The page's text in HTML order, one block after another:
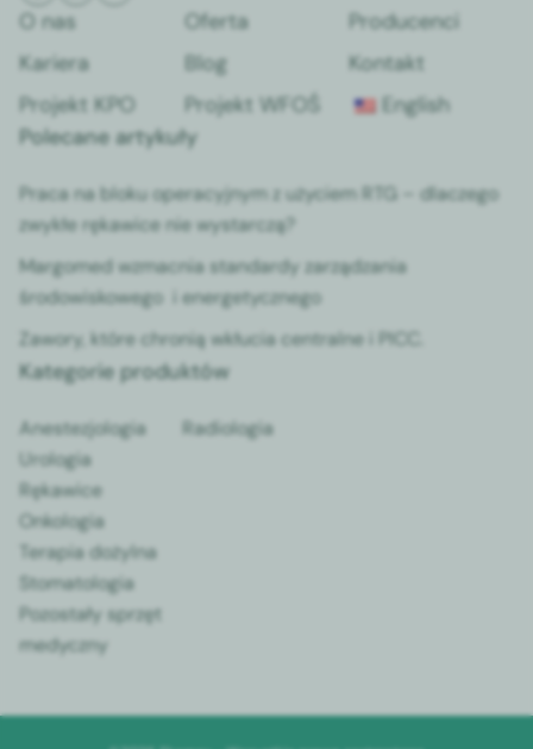
O nas Oferta
Producenci
Kariera
Blog
Kontakt
Projekt KPO
Projekt WFOŚ
English
Polecane artykuły
Praca na bloku operacyjnym z użyciem RTG – dlaczego
zwykłe rękawice nie wystarczą?
Margomed wzmacnia standardy zarządzania
środowiskowego i energetycznego
Zawory, które chronią wkłucia centralne i PICC.
Kategorie produktów
Anestezjologia
Urologia
Rękawice
Onkologia
Terapia dożylna
Stomatologia
Pozostały sprzęt
medyczny
Radiologia